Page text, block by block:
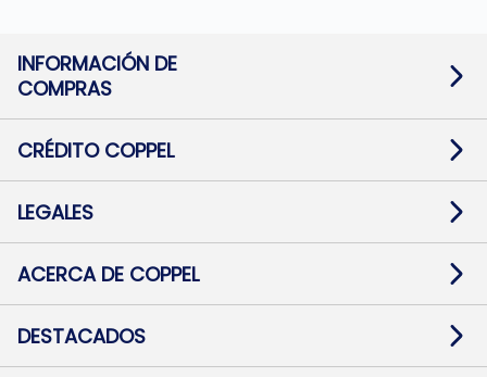
INFORMACIÓN DE
COMPRAS
Términos y condiciones
Botón de arrepentimiento
Mapa de sitio
CRÉDITO COPPEL
Solicitar Crédito
Medios de Pago
Pago Fácil Online
LEGALES
Baja contratos
Defensa al consumidor CABA
ACERCA DE COPPEL
Trabajá con Nosotros
Preguntas Frecuentes
DESTACADOS